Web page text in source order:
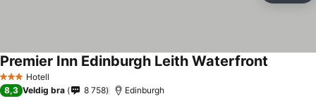
3 StjernerHotell
Premier Inn Edinburgh Leith Waterfront
8,3 Veldig bra 8 758 Edinburgh